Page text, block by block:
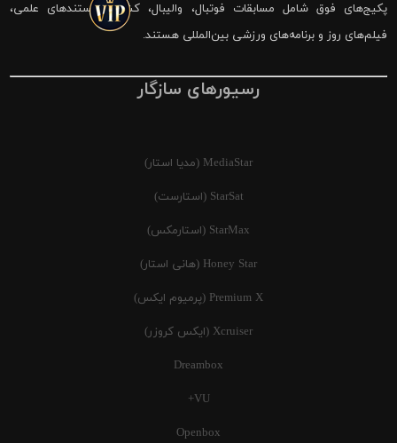
پکیج‌های فوق شامل مسابقات فوتبال، والیبال، کشتی، مستندهای علمی،
فیلم‌های روز و برنامه‌های ورزشی بین‌المللی هستند.
رسیورهای سازگار
MediaStar (مدیا استار)
StarSat (استارست)
StarMax (استارمکس)
Honey Star (هانی استار)
Premium X (پرمیوم ایکس)
Xcruiser (ایکس کروزر)
Dreambox
VU+
Openbox